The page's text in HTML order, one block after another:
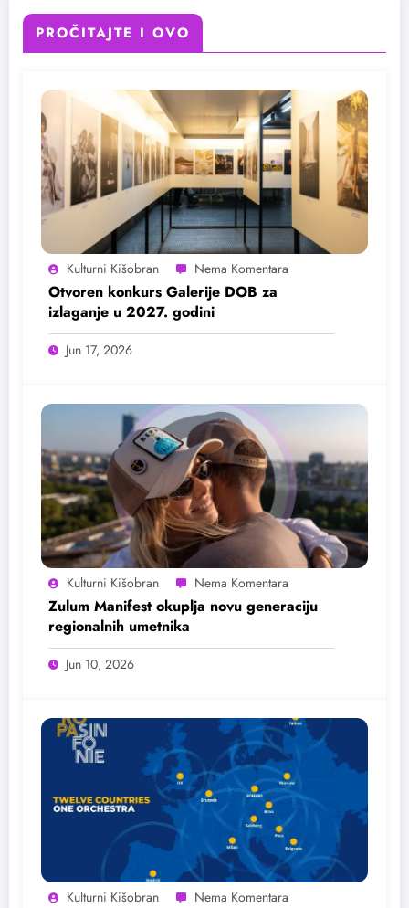
PROČITAJTE I OVO
Kulturni Kišobran
Otvoren konkurs Galerije DOB za
izlaganje u 2027. godini
Jun 17, 2026
Kulturni Kišobran
Zulum Manifest okuplja novu generaciju
regionalnih umetnika
Jun 10, 2026
Kulturni Kišobran